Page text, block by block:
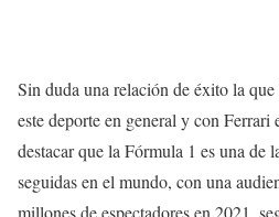
Sin duda una relación de éxito la
este deporte en general y con
destacar que la Fórmula 1 es una de
seguidas en el mundo, con una
millones de espectadores en 2021,